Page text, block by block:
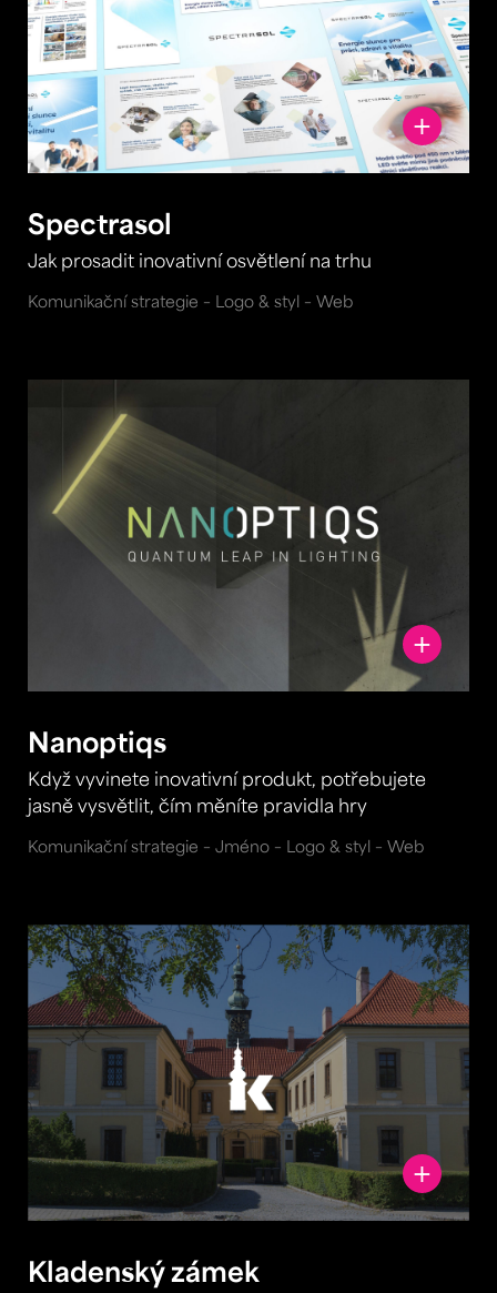
Spectrasol
Jak prosadit inovativní osvětlení na trhu
Komunikační strategie – Logo & styl – Web
Nanoptiqs
Když vyvinete inovativní produkt, potřebujete
jasně vysvětlit, čím měníte pravidla hry
Komunikační strategie – Jméno – Logo & styl – Web
Kladenský zámek